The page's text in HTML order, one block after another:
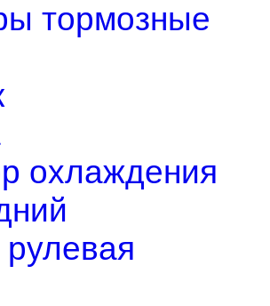
тормозные
охлаждения